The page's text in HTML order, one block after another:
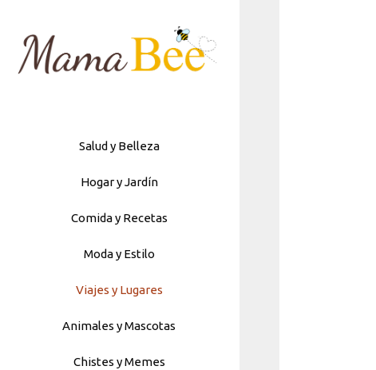
Salud y Belleza
Hogar y Jardín
Comida y Recetas
Moda y Estilo
Viajes y Lugares
Animales y Mascotas
Chistes y Memes